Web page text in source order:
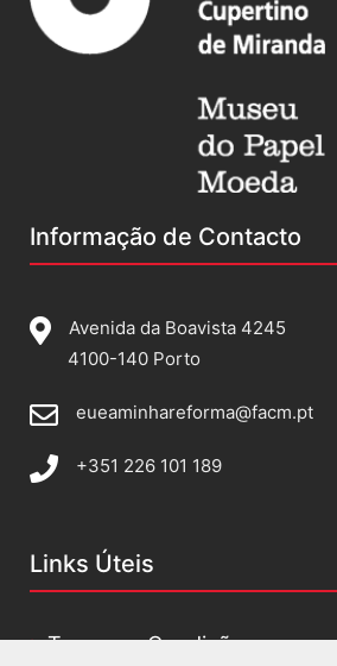
Informação de Contacto
Avenida da Boavista 4245
4100-140 Porto
eueaminhareforma@facm.pt
+351 226 101 189
Links Úteis
Termos e Condições